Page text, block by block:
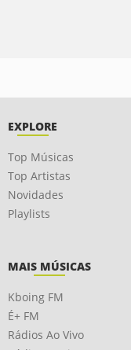
EXPLORE
Top Músicas
Top Artistas
Novidades
Playlists
MAIS MÚSICAS
Kboing FM
É+ FM
Rádios Ao Vivo